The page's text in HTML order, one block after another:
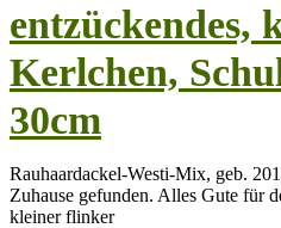
entzückendes,
Kerlchen,
30cm
Rauhaardackel-Westi-Mix, geb.
Zuhause gefunden. Alles Gute für
kleiner flinker